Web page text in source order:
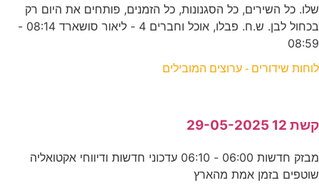
שלו. כל השירים, כל הסגנונות, כל הזמנים, פותחים את היום רק
בכחול לבן. ש.ח. פבלו, אוכל וחברים 4 - ליאור סושארד 08:14 -
08:59
לוחות שידורים - ערוצים המובילים
קשת 12 29-05-2025
מבזק חדשות 06:00 - 06:10 עדכוני חדשות ודיווחי אקטואליה
שוטפים בזמן אמת מהארץ